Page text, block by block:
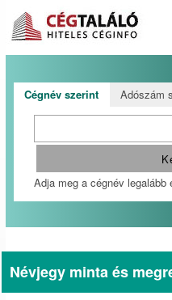
Cégnév szerint Adószám
Adja meg a cégnév legalább
Névjegy minta és